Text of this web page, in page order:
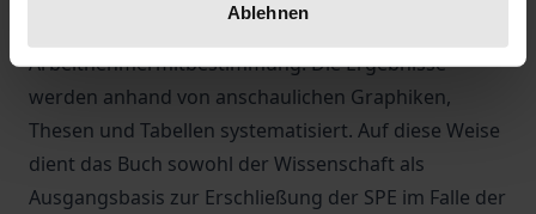
Ablehnen
Arbeitnehmermitbestimmung. Die Ergebnisse
werden anhand von anschaulichen Graphiken,
Thesen und Tabellen systematisiert. Auf diese Weise
dient das Buch sowohl der Wissenschaft als
Ausgangsbasis zur Erschließung der SPE im Falle der